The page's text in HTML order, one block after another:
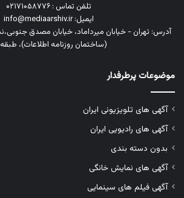
تلفن تماس : ۰۲۱۷۱۰۵۸۷۷۶
ایمیل: info@mediaarshiv.ir
(ساختمان روزنامه اطلاعات)، طبقه ۱۳
موضوعات پرطرفدار
آگهی های تلویزیونی ایران
آگهی های رادیویی ایران
بدون دسته بندی
آگهی های نمایش خانگی
آگهی فیلم های سینمایی